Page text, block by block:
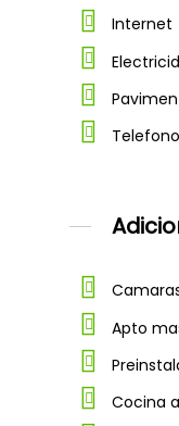
Internet
Telefono
Apto
Cocina